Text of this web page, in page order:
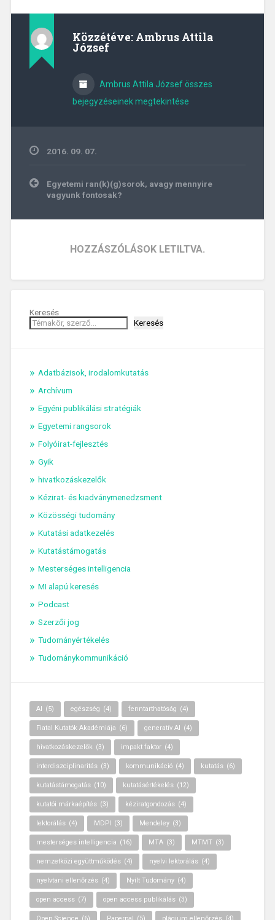
Közzétéve: Ambrus Attila
József
Ambrus Attila József összes
bejegyzéseinek megtekintése
2016. 09. 07.
Bejegyzés
navigáció
Egyetemi ran(k)(g)sorok, avagy mennyire
vagyunk fontosak?
HOZZÁSZÓLÁSOK LETILTVA.
Keresés
Keresés
Adatbázisok, irodalomkutatás
Archívum
Egyéni publikálási stratégiák
Egyetemi rangsorok
Folyóirat-fejlesztés
Gyik
hivatkozáskezelők
Kézirat- és kiadványmenedzsment
Közösségi tudomány
Kutatási adatkezelés
Kutatástámogatás
Mesterséges intelligencia
MI alapú keresés
Podcast
Szerzői jog
Tudományértékelés
Tudománykommunikáció
AI (5) egészség (4) fenntarthatóság (4)
Fiatal Kutatók Akadémiája (6) generatív AI (4)
hivatkozáskezelők (3) impakt faktor (4)
interdiszciplinaritás (3) kommunikáció (4) kutatás (6)
kutatástámogatás (10) kutatásértékelés (12)
kutatói márkaépítés (3) kéziratgondozás (4)
lektorálás (4) MDPI (3) Mendeley (3)
mesterséges intelligencia (16) MTA (3) MTMT (3)
nemzetközi együttműködés (4) nyelvi lektorálás (4)
nyelvtani ellenőrzés (4) Nyílt Tudomány (4)
open access (7) open access publikálás (3)
Open Science (6) Paperpal (5) plágium ellenőrzés (4)